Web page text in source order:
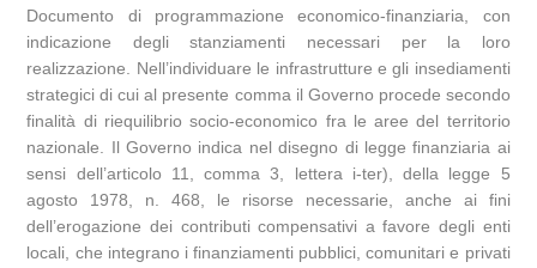
Documento di programmazione economico-finanziaria, con
indicazione degli stanziamenti necessari per la loro
realizzazione. Nell’individuare le infrastrutture e gli insediamenti
strategici di cui al presente comma il Governo procede secondo
finalità di riequilibrio socio-economico fra le aree del territorio
nazionale. Il Governo indica nel disegno di legge finanziaria ai
sensi dell’articolo 11, comma 3, lettera i-ter), della legge 5
agosto 1978, n. 468, le risorse necessarie, anche ai fini
dell’erogazione dei contributi compensativi a favore degli enti
locali, che integrano i finanziamenti pubblici, comunitari e privati